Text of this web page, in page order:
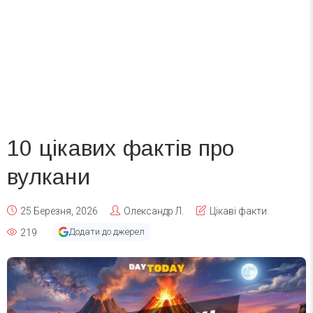
10 цікавих фактів про
вулкани
25 Березня, 2026 Олександр Л.
Цікаві факти
219
Додати до джерел